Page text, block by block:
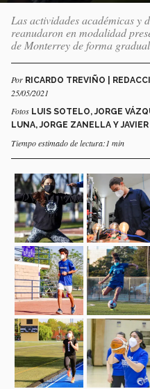
Las actividades académicas y
reanudaron en modalidad
de Monterrey de forma
Por RICARDO TREVIÑO |
25/05/2021
Fotos LUIS SOTELO, JORGE
LUNA, JORGE ZANELLA Y
Tiempo estimado de lectura:1 min